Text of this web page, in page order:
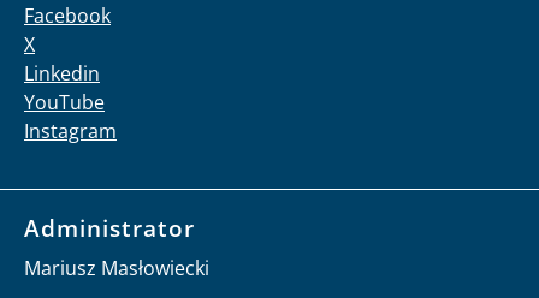
Facebook
X
Linkedin
YouTube
Instagram
Administrator
Mariusz Masłowiecki